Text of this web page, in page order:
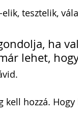
tesztelik,
ha
lehet,
hozzá.